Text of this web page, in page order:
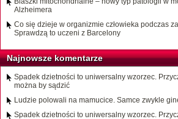
Alzheimera
Co się dzieje w organizmie człowieka podczas
Sprawdzą to uczeni z Barcelony
Najnowsze komentarze
Spadek dzietności to uniwersalny wzorzec.
można by sądzić
Ludzie polowali na mamucice. Samce zwykle
Spadek dzietności to uniwersalny wzorzec.